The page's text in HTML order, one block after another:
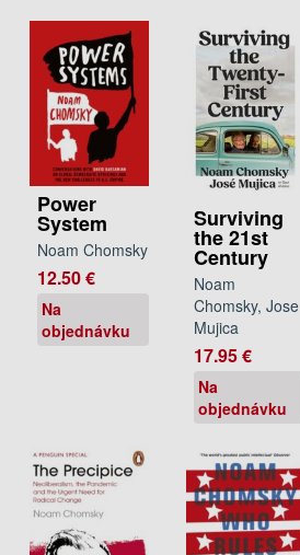
Power
System
Noam Chomsky
12.50 €
Na
objednávku
Surviving
the 21st
Century
Noam
Chomsky, Jose
Mujica
17.95 €
Na
objednávku